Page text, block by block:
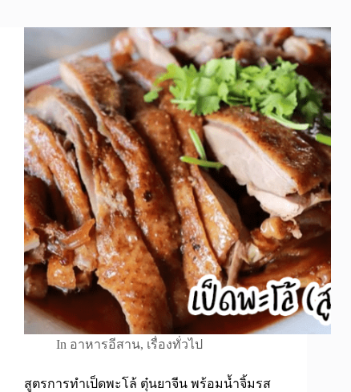
In อาหารอีสาน, เรื่องทั่วไป
สูตรการทำเป็ดพะโล้ ตุ๋นยาจีน พร้อมน้ำจิ้มรส